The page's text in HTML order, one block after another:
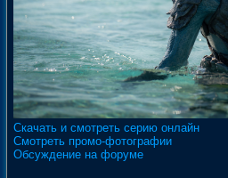
Скачать и смотреть серию онлайн
Смотреть промо-фотографии
Обсуждение на форуме